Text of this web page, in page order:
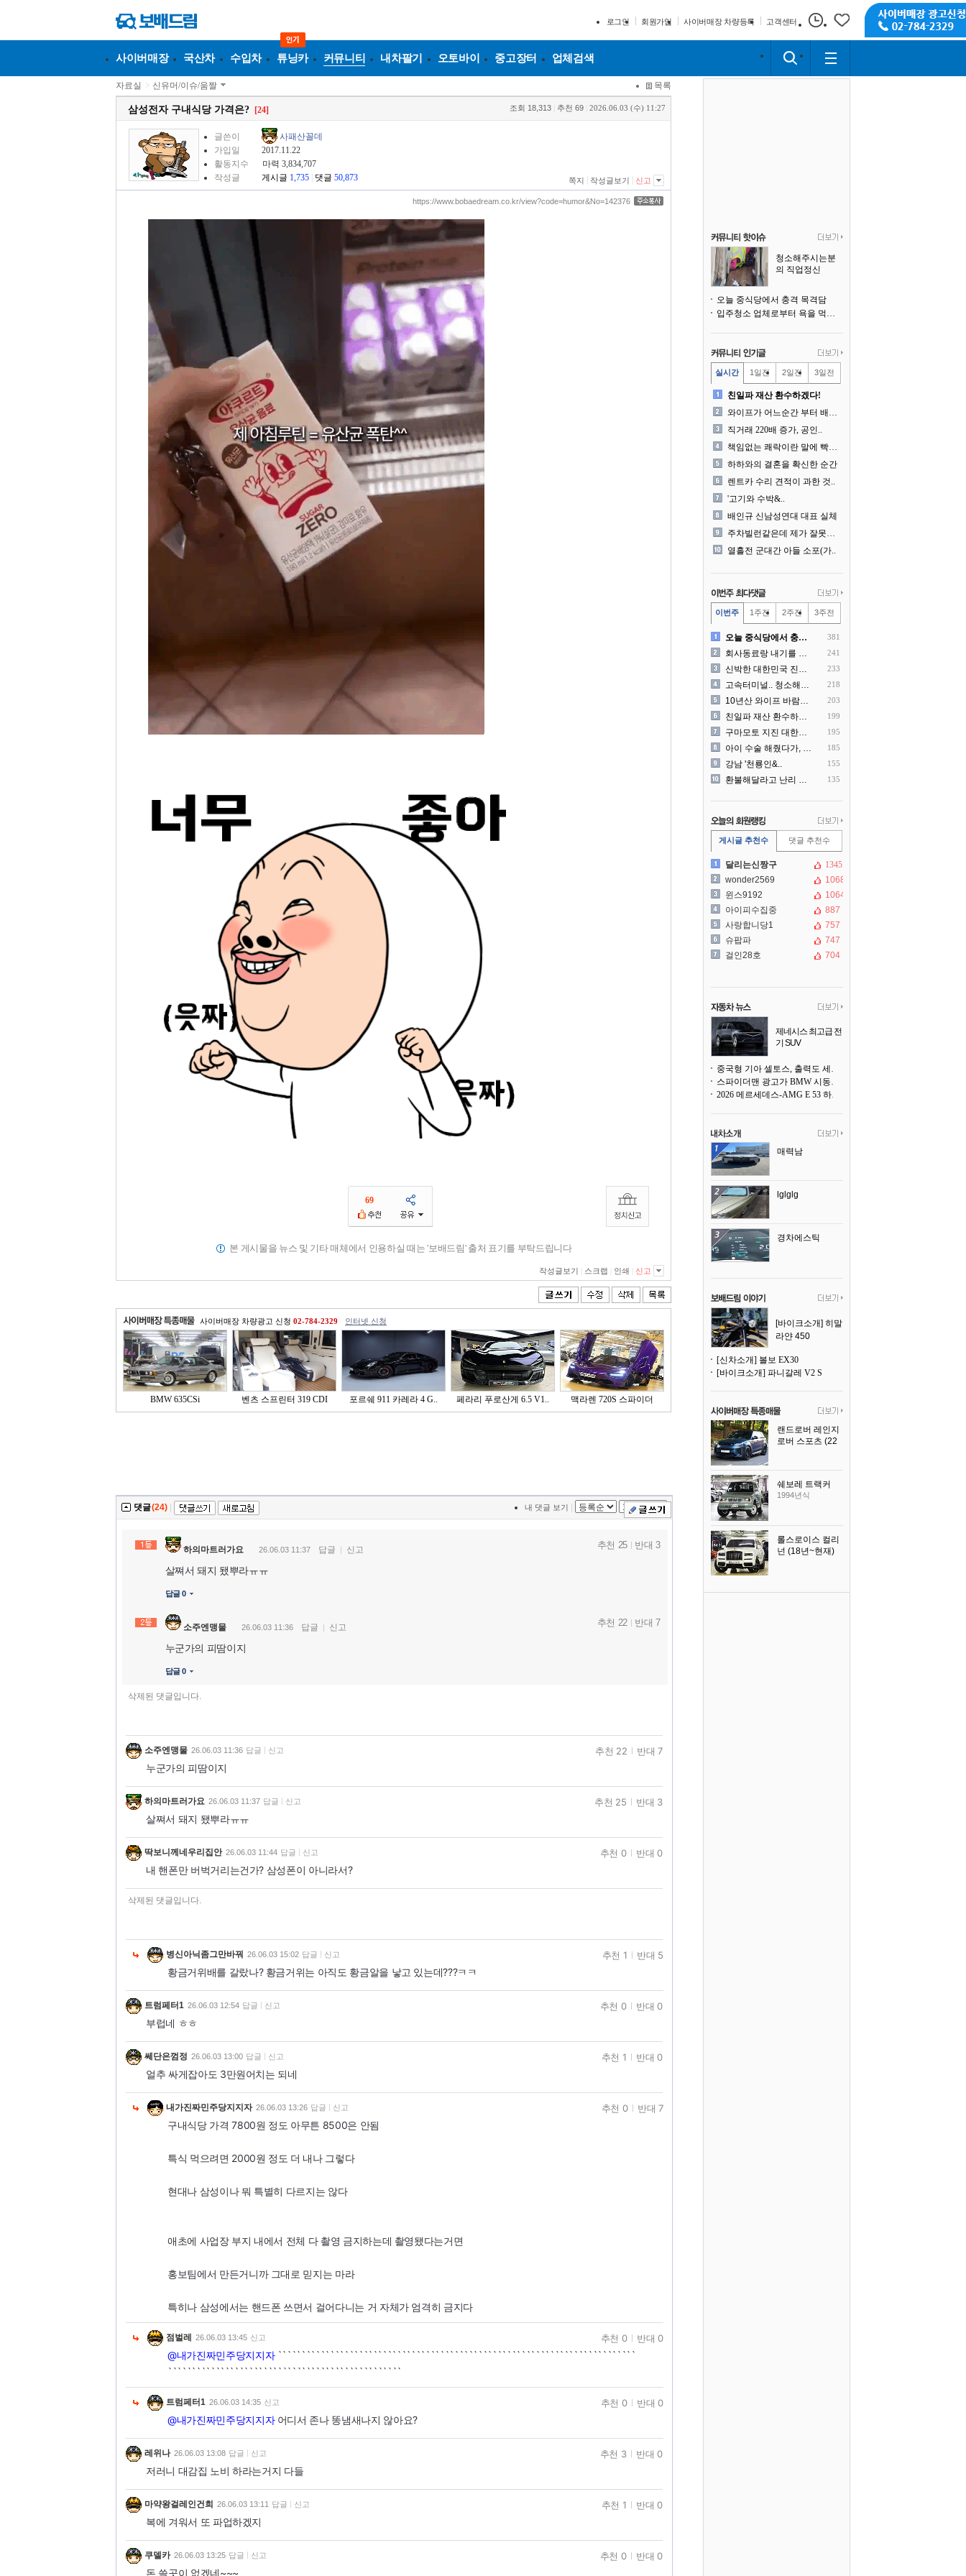
로그인 회원가입 사이버매장 차량등록 고객센터
사이버매장 국산차 수입차 튜닝카 커뮤니티 내차팔기 오토바이 중고장터 업체검색
자료실 > 신유머/이슈/움짤 목록
삼성전자 구내식당 가격은? [24] 조회 18,313 추천 69 2026.06.03 (수) 11:27
글쓴이
사패산꼴데
가입일
2017.11.22
활동지수
마력 3,834,707
작성글
게시글 1,735 댓글 50,873 쪽지 작성글보기 신고
https://www.bobaedream.co.kr/view?code=humor&No=142376
69
본 게시물을 뉴스 및 기타 매체에서 인용하실 때는 '보배드림' 출처 표기를 부탁드립니다
작성글보기 스크랩 인쇄 신고
사이버매장 차량광고 신청 02-784-2329 인터넷 신청
BMW 635CSi 벤츠 스프린터 319 CDI 포르쉐 911 카레라 4 G.. 페라리 푸로산게 6.5 V1.. 맥라렌 720S 스파이더
댓글(24) 내 댓글 보기
하의마트러가요 26.06.03 11:37 답글 신고
살쪄서 돼지 됐뿌라ㅠㅠ
답글 0
추천 25 반대 3
소주엔맹물 26.06.03 11:36 답글 신고
누군가의 피땀이지
답글 0
추천 22 반대 7
삭제된 댓글입니다.
소주엔맹물 26.06.03 11:36 답글 신고
누군가의 피땀이지
추천 22 반대 7
하의마트러가요 26.06.03 11:37 답글 신고
살쪄서 돼지 됐뿌라ㅠㅠ
추천 25 반대 3
딱보니께네우리집안 26.06.03 11:44 답글 신고
내 핸폰만 버벅거리는건가? 삼성폰이 아니라서?
추천 0 반대 0
삭제된 댓글입니다.
병신아닉좀그만바꿔 26.06.03 15:02 답글 신고
황금거위배를 갈랐나? 황금거위는 아직도 황금알을 낳고 있는데???ㅋㅋ
추천 1 반대 5
트럼페터1 26.06.03 12:54 답글 신고
부럽네 ㅎㅎ
추천 0 반대 0
쎄단은껌정 26.06.03 13:00 답글 신고
얼추 싸게잡아도 3만원어치는 되네
추천 1 반대 0
내가진짜민주당지지자 26.06.03 13:26 답글 신고
구내식당 가격 7800원 정도 아무튼 8500은 안됨
특식 먹으려면 2000원 정도 더 내나 그렇다
현대나 삼성이나 뭐 특별히 다르지는 않다
애초에 사업장 부지 내에서 전체 다 촬영 금지하는데 촬영됐다는거면
홍보팀에서 만든거니까 그대로 믿지는 마라
특히나 삼성에서는 핸드폰 쓰면서 걸어다니는 거 자체가 엄격히 금지다
추천 0 반대 7
점벌레 26.06.03 13:45 신고
@내가진짜민주당지지자```````````````````````````````````````````````````````````````````````````
`````````````````````````````````````````````````
추천 0 반대 0
트럼페터1 26.06.03 14:35 신고
@내가진짜민주당지지자어디서 존나 똥냄새나지 않아요?
추천 0 반대 0
레위나 26.06.03 13:08 답글 신고
저러니 대감집 노비 하라는거지 다들
추천 3 반대 0
마약왕걸레인건희 26.06.03 13:11 답글 신고
복에 겨워서 또 파업하겠지
추천 1 반대 0
쿠델카 26.06.03 13:25 답글 신고
돈 쓸곳이 없겠네~~~
추천 0 반대 0
청소해주시는분
의 직업정신
오늘 중식당에서 충격 목격담
입주청소 업체로부터 욕을 먹고 있습니다
실시간 1일전 2일전 3일전
친일파 재산 환수하겠다!
와이프가 어느순간 부터 배달..
직거래 220배 증가, 공인..
책임없는 쾌락이란 말에 빡친..
하하와의 결혼을 확신한 순간
렌트카 수리 견적이 과한 것..
'고기와 수박&..
배인규 신남성연대 대표 실체
주차빌런같은데 제가 잘못한건..
열흘전 군대간 아들 소포(가..
이번주 1주전 2주전 3주전
오늘 중식당에서 충격 목격담 381
회사동료랑 내기를 했습니다 241
신박한 대한민국 진상 근황 233
고속터미널.. 청소해주시는.. 218
10년산 와이프 바람나서 이.. 203
친일파 재산 환수하겠다! 199
구마모토 지진 대한항공 생수.. 195
아이 수술 해줬다가, 부모에.. 185
강남 '천룡인&.. 155
환불해달라고 난리 난 미국 .. 135
게시글 추천수 댓글 추천수
달리는신짱구
1345
wonder2569
1068
윈스9192
1064
아이피수집중
887
사랑합니당1
757
슈팝파
747
걸인28호
704
제네시스 최고급 전
기 SUV
중국형 기아 셀토스, 출력도 세지고 27인치 초대형 디스플레이까지
스파이더맨 광고가 BMW 시동화면을 점령하다, 오너들은 불만
2026 메르세데스-AMG E 53 하이브리드 왜건 시승기
매력남
lglglg
경차에스틱
[바이크소개] 히말
라얀 450
[신차소개] 볼보 EX30
[바이크소개] 파니갈레 V2 S
랜드로버 레인지
로버 스포츠 (22
쉐보레 트랙커
1994년식
롤스로이스 컬리
넌 (18년~현재)